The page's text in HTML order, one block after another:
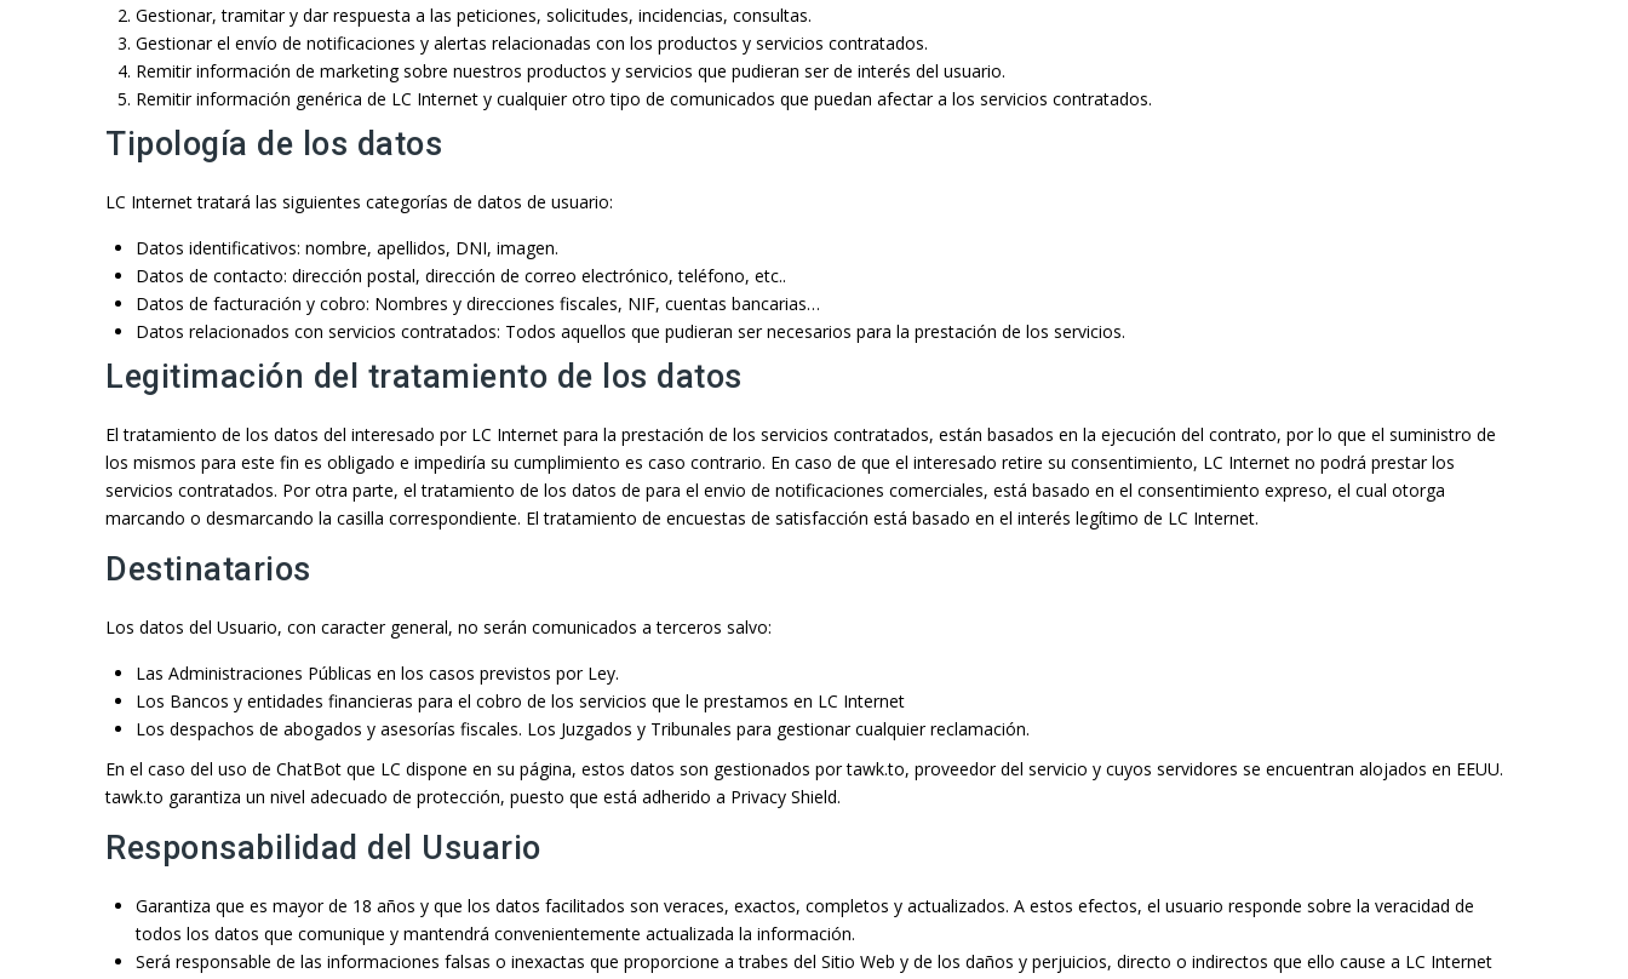
Gestionar, tramitar y dar respuesta a las peticiones, solicitudes, incidencias, consultas.
Gestionar el envío de notificaciones y alertas relacionadas con los productos y servicios contratados.
Remitir información de marketing sobre nuestros productos y servicios que pudieran ser de interés del usuario.
Remitir información genérica de LC Internet y cualquier otro tipo de comunicados que puedan afectar a los servicios contratados.
Tipología de los datos
LC Internet tratará las siguientes categorías de datos de usuario:
Datos identificativos: nombre, apellidos, DNI, imagen.
Datos de contacto: dirección postal, dirección de correo electrónico, teléfono, etc..
Datos de facturación y cobro: Nombres y direcciones fiscales, NIF, cuentas bancarias…
Datos relacionados con servicios contratados: Todos aquellos que pudieran ser necesarios para la prestación de los servicios.
Legitimación del tratamiento de los datos
El tratamiento de los datos del interesado por LC Internet para la prestación de los servicios contratados, están basados en la ejecución del contrato, por lo que el suministro de
los mismos para este fin es obligado e impediría su cumplimiento es caso contrario. En caso de que el interesado retire su consentimiento, LC Internet no podrá prestar los
servicios contratados. Por otra parte, el tratamiento de los datos de para el envio de notificaciones comerciales, está basado en el consentimiento expreso, el cual otorga
marcando o desmarcando la casilla correspondiente. El tratamiento de encuestas de satisfacción está basado en el interés legítimo de LC Internet.
Destinatarios
Los datos del Usuario, con caracter general, no serán comunicados a terceros salvo:
Las Administraciones Públicas en los casos previstos por Ley.
Los Bancos y entidades financieras para el cobro de los servicios que le prestamos en LC Internet
Los despachos de abogados y asesorías fiscales. Los Juzgados y Tribunales para gestionar cualquier reclamación.
En el caso del uso de ChatBot que LC dispone en su página, estos datos son gestionados por tawk.to, proveedor del servicio y cuyos servidores se encuentran alojados en EEUU.
tawk.to garantiza un nivel adecuado de protección, puesto que está adherido a Privacy Shield.
Responsabilidad del Usuario
Garantiza que es mayor de 18 años y que los datos facilitados son veraces, exactos, completos y actualizados. A estos efectos, el usuario responde sobre la veracidad de
todos los datos que comunique y mantendrá convenientemente actualizada la información.
Será responsable de las informaciones falsas o inexactas que proporcione a trabes del Sitio Web y de los daños y perjuicios, directo o indirectos que ello cause a LC Internet